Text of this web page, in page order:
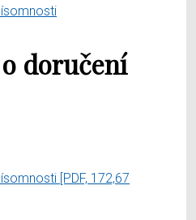
doručení
[PDF, 172,67